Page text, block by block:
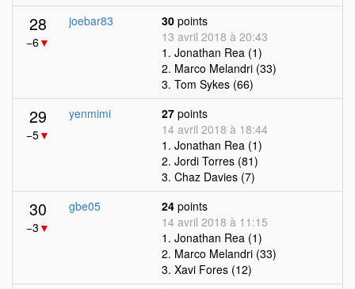
28
−6▼
joebar83 30 points
13 avril 2018 à 20:43
1. Jonathan Rea (1)
2. Marco Melandri (33)
3. Tom Sykes (66)
29
−5▼
yenmimi 27 points
14 avril 2018 à 18:44
1. Jonathan Rea (1)
2. Jordi Torres (81)
3. Chaz Davies (7)
30
−3 ▼
gbe05 24 points
14 avril 2018 à 11:15
1. Jonathan Rea (1)
2. Marco Melandri (33)
3. Xavi Fores (12)